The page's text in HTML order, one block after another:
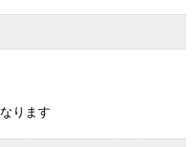
ります